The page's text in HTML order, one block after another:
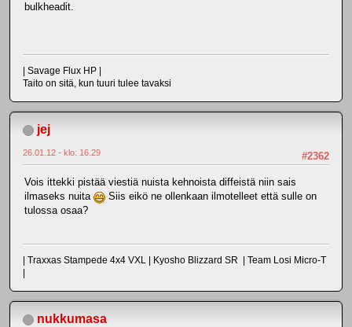
bulkheadit.
| Savage Flux HP |
Taito on sitä, kun tuuri tulee tavaksi
jej
#2362
26.01.12 - klo: 16.29
Vois ittekki pistää viestiä nuista kehnoista diffeistä niin sais
ilmaseks nuita
Siis eikö ne ollenkaan ilmotelleet että sulle on
tulossa osaa?
| Traxxas Stampede 4x4 VXL | Kyosho Blizzard SR | Team Losi Micro-T
nukkumasa